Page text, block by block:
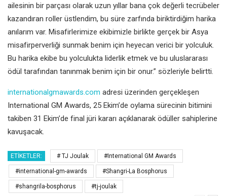
ailesinin bir parçası olarak uzun yıllar bana çok değerli tecrübeler
kazandıran roller üstlendim, bu süre zarfında biriktirdiğim harika
anılarım var. Misafirlerimize ekibimizle birlikte gerçek bir Asya
misafirperverliği sunmak benim için heyecan verici bir yolculuk.
Bu harika ekibe bu yolculukta liderlik etmek ve bu uluslararası
ödül tarafından tanınmak benim için bir onur.” sözleriyle belirtti.
internationalgmawards.com adresi üzerinden gerçekleşen
International GM Awards, 25 Ekim’de oylama sürecinin bitimini
takiben 31 Ekim’de final jüri kararı açıklanarak ödüller sahiplerine
kavuşacak.
ETIKETLER: # TJ Joulak #International GM Awards
#international-gm-awards #Shangri-La Bosphorus
#shangrila-bosphorus #tj-joulak